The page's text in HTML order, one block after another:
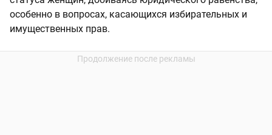
особенно в вопросах, касающихся избирательных и
имущественных прав.